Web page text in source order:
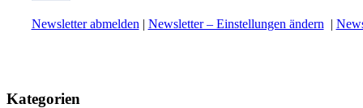
Newsletter abmelden | Newsletter – Einstellungen ändern |
Kategorien